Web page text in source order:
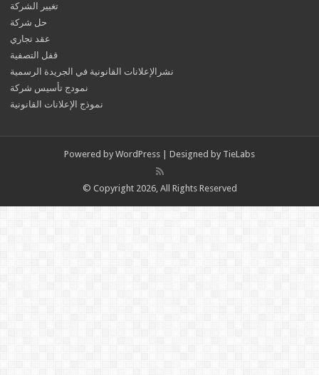
تغيير الشركة
حل شركة
عقد تجاري
قفل التصفية
نشرالإعلانات القانونية في الجريدة الرسمية
نمودج تأسيس شركة
نموذج الإعلانات القانونية
Powered by WordPress | Designed by TieLabs
© Copyright 2026, All Rights Reserved